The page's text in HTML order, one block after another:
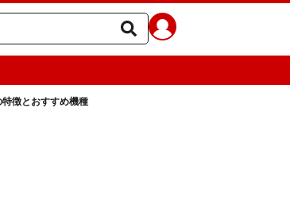
徴とおすすめ機種